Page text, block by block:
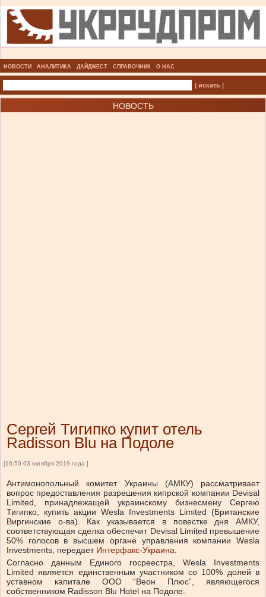
НОВОСТИ АНАЛИТИКА ДАЙДЖЕСТ СПРАВОЧНИК О НАС
| искать |
НОВОСТЬ
Сергей Тигипко купит отель
Radisson Blu на Подоле
[16:50 03 октября 2019 года ]
Антимонопольный комитет Украины (АМКУ) рассматривает
вопрос предоставления разрешения кипрской компании Devisal
Limited, принадлежащей украинскому бизнесмену Сергею
Тигипко, купить акции Wesla Investments Limited (Британские
Виргинские о-ва). Как указывается в повестке дня АМКУ,
соответствующая сделка обеспечит Devisal Limited превышение
50% голосов в высшем органе управления компании Wesla
Investments, передает Интерфакс-Украина.
Согласно данным Единого госреестра, Wesla Investments
Limited является единственным участником со 100% долей в
уставном капитале ООО “Веон Плюс”, являющегося
собственником Radisson Blu Hotel на Подоле.